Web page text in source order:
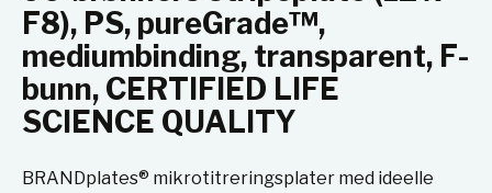
F8), PS, pureGrade™,
mediumbinding, transparent, F-
bunn, CERTIFIED LIFE
SCIENCE QUALITY
BRANDplates® mikrotitreringsplater med ideelle